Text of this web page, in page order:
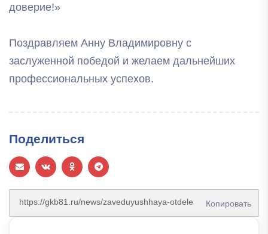
доверие!»
Поздравляем Анну Владимировну с
заслуженной победой и желаем дальнейших
профессиональных успехов.
Поделиться
Копировать